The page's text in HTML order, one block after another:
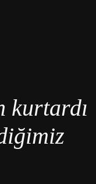
kurtardı